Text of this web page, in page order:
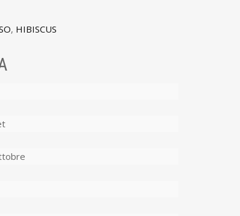
, HIBISCUS